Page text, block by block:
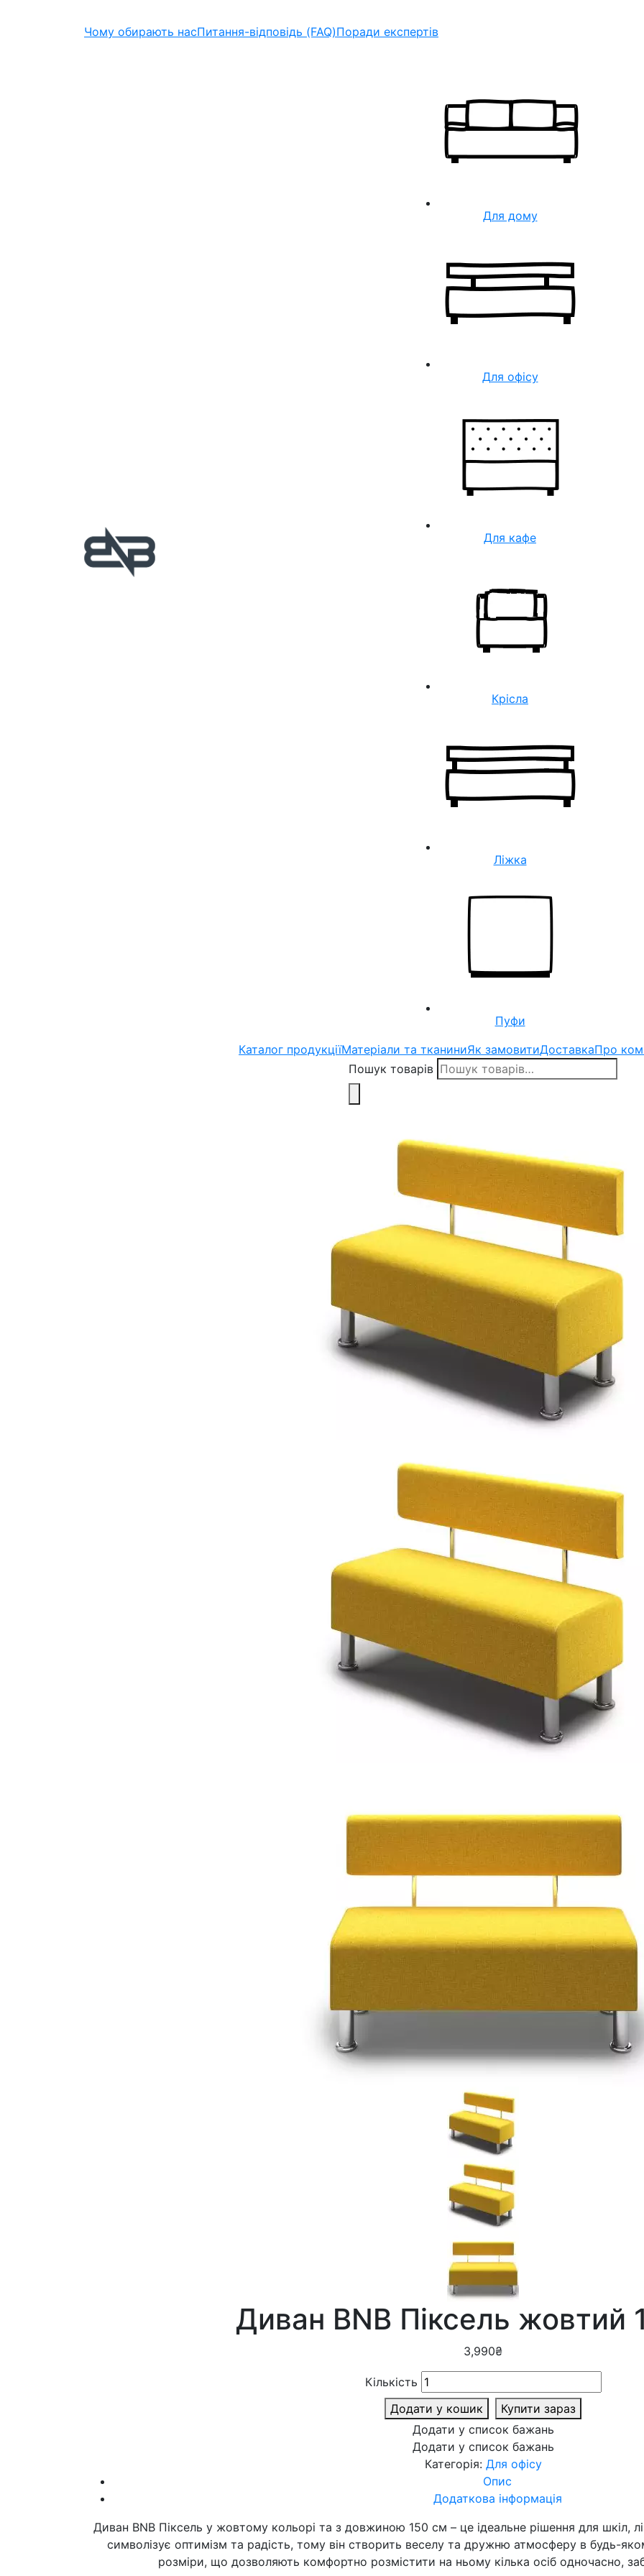
Чому обирають насПитання-відповідь (FAQ)Поради експертів
Для дому
Для офісу
Для кафе
Крісла
Ліжка
Пуфи
Каталог продукціїМатеріали та тканиниЯк замовитиДоставкаПро
Пошук товарів
Диван BNB Піксель жовтий
3,990₴
Кількість
Додати у кошик
Купити зараз
Додати у список бажань
Додати у список бажань
Категорія: Для офісу
Опис
Додаткова інформація
Диван BNB Піксель у жовтому кольорі та з довжиною 150 см – це ідеальне рішення для шкіл,
символізує оптимізм та радість, тому він створить веселу та дружню атмосферу в будь-
розміри, що дозволяють комфортно розмістити на ньому кілька осіб одночасно,